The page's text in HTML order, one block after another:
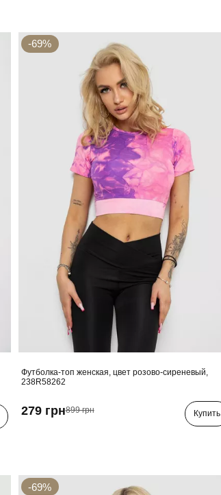
-69%
Футболка-топ женская, цвет розово-сиреневый,
238R58262
279 грн899 грн Купить
-69%